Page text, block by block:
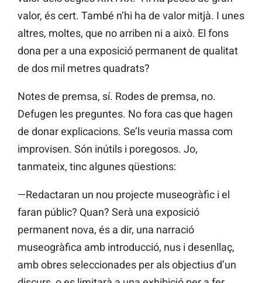
valor, és cert. També n’hi ha de valor mitjà. I unes
altres, moltes, que no arriben ni a això. El fons
dona per a una exposició permanent de qualitat
de dos mil metres quadrats?
Notes de premsa, sí. Rodes de premsa, no.
Defugen les preguntes. No fora cas que hagen
de donar explicacions. Se’ls veuria massa com
improvisen. Són inútils i poregosos. Jo,
tanmateix, tinc algunes qüestions:
—Redactaran un nou projecte museogràfic i el
faran públic? Quan? Serà una exposició
permanent nova, és a dir, una narració
museogràfica amb introducció, nus i desenllaç,
amb obres seleccionades per als objectius d’un